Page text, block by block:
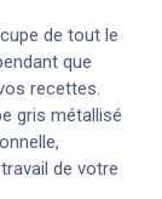
de tout le
que
recettes.
gris métallisé
de votre